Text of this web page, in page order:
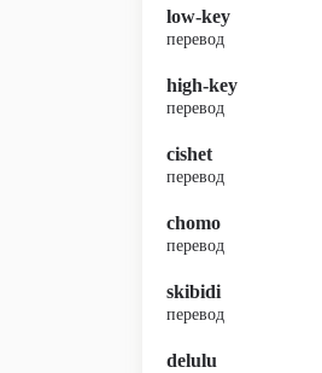
low-key
перевод
high-key
перевод
cishet
перевод
chomo
перевод
skibidi
перевод
delulu